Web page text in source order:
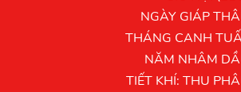
NGÀY GIÁP
THÁNG CANH
NĂM NHÂM
TIẾT KHÍ: THU